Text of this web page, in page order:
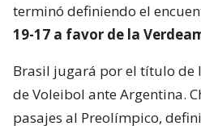
terminó definiendo el
19-17 a favor de la
Brasil jugará por el título de
de Voleibol ante Argentina.
pasajes al Preolímpico,